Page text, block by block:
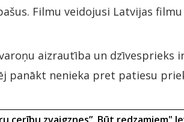
Filmu veidojusi Latvijas filmu
aizrautība un dzīvesprieks
panākt nenieka pret patiesu